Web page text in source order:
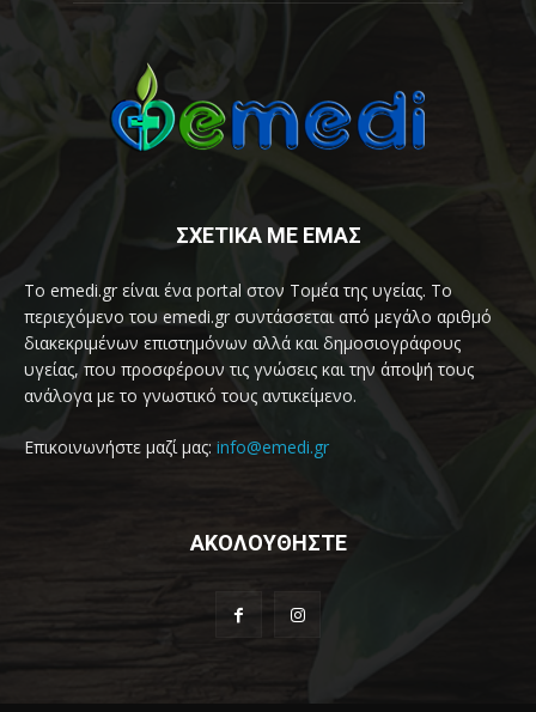
ΣΧΕΤΙΚΑ ΜΕ ΕΜΑΣ
Το emedi.gr είναι ένα portal στον Τομέα της υγείας. Το
περιεχόμενο του emedi.gr συντάσσεται από μεγάλο αριθμό
διακεκριμένων επιστημόνων αλλά και δημοσιογράφους
υγείας, που προσφέρουν τις γνώσεις και την άποψή τους
ανάλογα με το γνωστικό τους αντικείμενο.
Επικοινωνήστε μαζί μας: info@emedi.gr
ΑΚΟΛΟΥΘΗΣΤΕ